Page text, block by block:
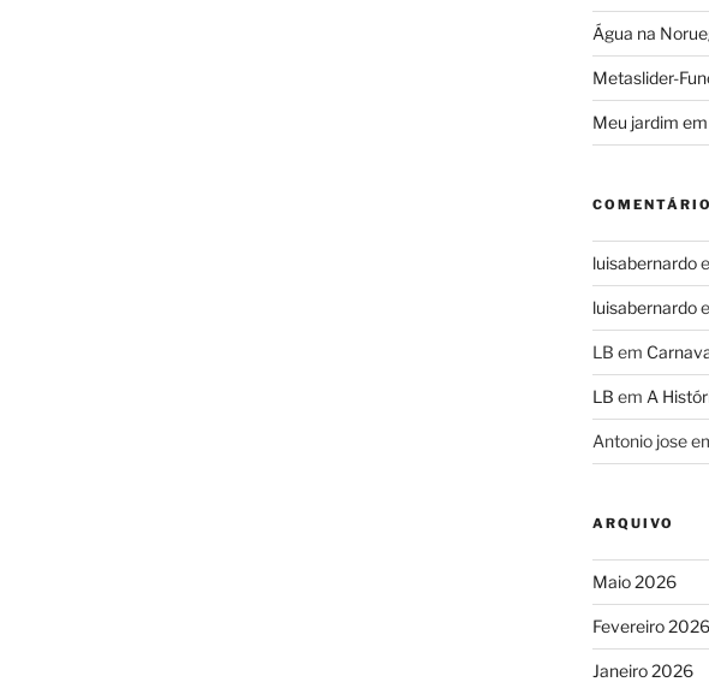
Água na
Metaslider-
Meu jardim
luisabernardo
luisabernardo
LB em
LB em A
Antonio jose
ARQUIVO
Maio 2026
Fevereiro 2026
Janeiro 2026